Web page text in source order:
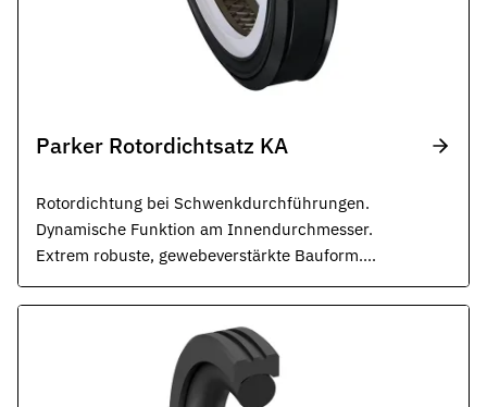
Parker Rotordichtsatz KA
Rotordichtung bei Schwenkdurchführungen.
Dynamische Funktion am Innendurchmesser.
Extrem robuste, gewebeverstärkte Bauform.
Doppeltwirkend. Für Anwendungen bei hohen
Drücken.